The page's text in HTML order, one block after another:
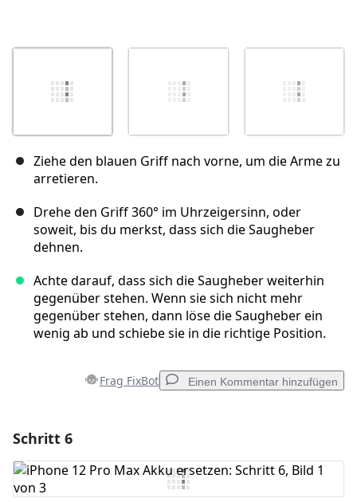
Ziehe den blauen Griff nach vorne, um die Arme zu
arretieren.
Drehe den Griff 360° im Uhrzeigersinn, oder
soweit, bis du merkst, dass sich die Saugheber
dehnen.
Achte darauf, dass sich die Saugheber weiterhin
gegenüber stehen. Wenn sie sich nicht mehr
gegenüber stehen, dann löse die Saugheber ein
wenig ab und schiebe sie in die richtige Position.
Frag FixBot Einen Kommentar hinzufügen
Kommentar hinzufügen
Schritt 6